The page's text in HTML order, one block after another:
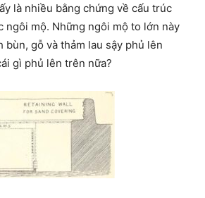
là nhiều bằng chứng về cấu trúc
ngôi mộ. Những ngôi mộ to lớn này
bùn, gỗ và thảm lau sậy phủ lên
gì phủ lên trên nữa?